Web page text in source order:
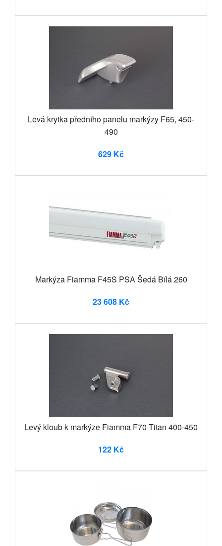
Levá krytka předního panelu markýzy F65, 450-
490
629 Kč
Markýza Fiamma F45S PSA Šedá Bílá 260
23 608 Kč
Levý kloub k markýze Fiamma F70 Titan 400-450
122 Kč